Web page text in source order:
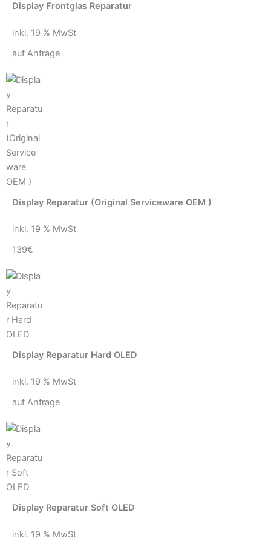
Display Frontglas Reparatur
inkl. 19 % MwSt
auf Anfrage
Display Reparatur (Original Serviceware OEM )
inkl. 19 % MwSt
139€
Display Reparatur Hard OLED
inkl. 19 % MwSt
auf Anfrage
Display Reparatur Soft OLED
inkl. 19 % MwSt